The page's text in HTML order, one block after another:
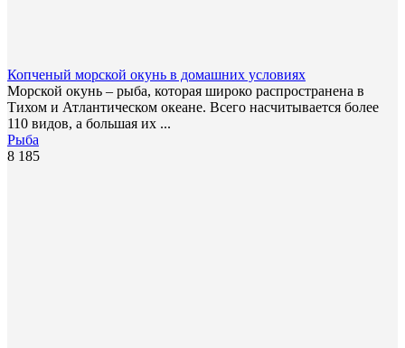
Копченый морской окунь в домашних условиях
Морской окунь – рыба, которая широко распространена в
Тихом и Атлантическом океане. Всего насчитывается более
110 видов, а большая их ...
Рыба
8 185